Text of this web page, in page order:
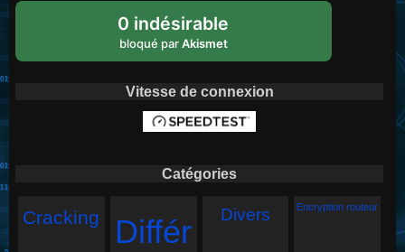
0 indésirable
bloqué parAkismet
Vitesse de connexion
Catégories
Cracking
Différ
Divers Encryption routeur